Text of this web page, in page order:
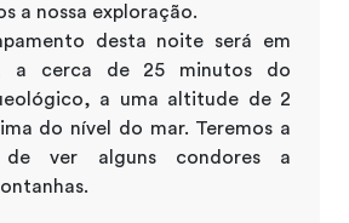
a nossa exploração.
desta noite será em
a cerca de 25 minutos do
a uma altitude de 2
do nível do mar. Teremos a
de ver alguns condores a